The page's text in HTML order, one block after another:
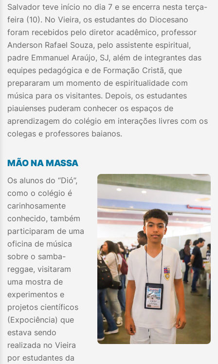
Salvador teve início no dia 7 e se encerra nesta terça-
feira (10). No Vieira, os estudantes do Diocesano
foram recebidos pelo diretor acadêmico, professor
Anderson Rafael Souza, pelo assistente espiritual,
padre Emmanuel Araújo, SJ, além de integrantes das
equipes pedagógica e de Formação Cristã, que
prepararam um momento de espiritualidade com
música para os visitantes. Depois, os estudantes
piauienses puderam conhecer os espaços de
aprendizagem do colégio em interações livres com os
colegas e professores baianos.
MÃO NA MASSA
Os alunos do “Dió”,
como o colégio é
carinhosamente
conhecido, também
participaram de uma
oficina de música
sobre o samba-
reggae, visitaram
uma mostra de
experimentos e
projetos científicos
(Expociência) que
estava sendo
realizada no Vieira
por estudantes da